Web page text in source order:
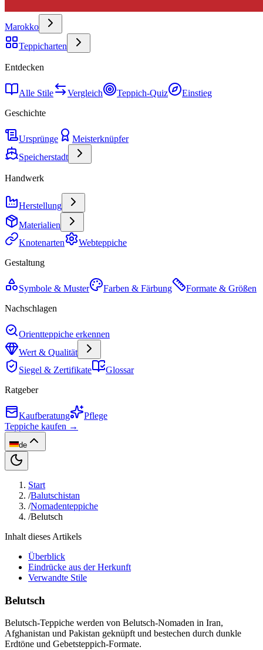
Marokko
Teppicharten
Entdecken
Alle Stile Vergleich Teppich-Quiz
Einstieg
Geschichte
Ursprünge
Meisterknüpfer
Speicherstadt
Handwerk
Herstellung
Materialien
Knotenarten
Webteppiche
Gestaltung
Symbole & Muster Farben & Färbung
Formate & Größen
Nachschlagen
Orientteppiche erkennen
Wert & Qualität
Siegel & Zertifikate
Glossar
Ratgeber
Kaufberatung
Pflege
Teppiche kaufen →
de
Start
/Balutschistan
/Nomadenteppiche
/Belutsch
Inhalt dieses Artikels
Überblick
Eindrücke aus der Herkunft
Verwandte Stile
Belutsch
Belutsch-Teppiche werden von Belutsch-Nomaden in Iran,
Afghanistan und Pakistan geknüpft und bestechen durch dunkle
Erdtöne und Gebetsteppich-Formate.